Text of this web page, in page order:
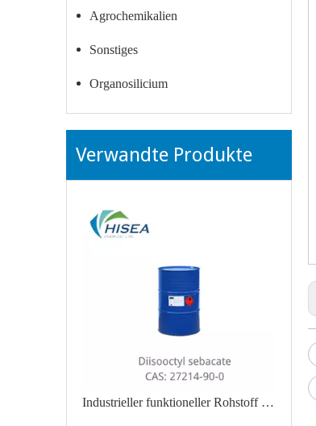
Agrochemikalien
Sonstiges
Organosilicium
Verwandte Produkte
Industrieller funktioneller Rohstoff Diisooctylsebacat